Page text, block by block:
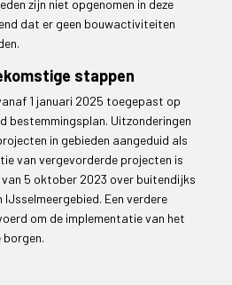
zijn niet opgenomen in deze
dat er geen bouwactiviteiten
stappen
1 januari 2025 toegepast op
bestemmingsplan. Uitzonderingen
in gebieden aangeduid als
van vergevorderde projecten is
5 oktober 2023 over buitendijks
IJsselmeergebied. Een verdere
om de implementatie van het